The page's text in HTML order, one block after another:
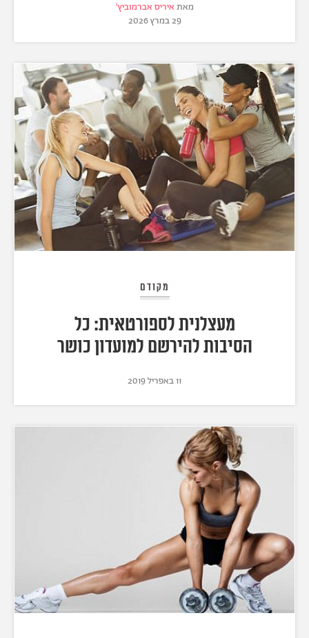
מאת איריס אברמוביץ'
29 במרץ 2026
מקודם
מעצלנית לספורטאית: כל
הסיבות להירשם למועדון כושר
11 באפריל 2019